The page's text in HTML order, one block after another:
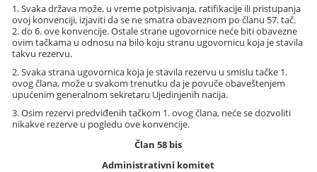
1. Svaka država može, u vreme potpisivanja, ratifikacije ili pristupanja
ovoj konvenciji, izjaviti da se ne smatra obaveznom po članu 57. tač.
2. do 6. ove konvencije. Ostale strane ugovornice neće biti obavezne
ovim tačkama u odnosu na bilo koju stranu ugovornicu koja je stavila
takvu rezervu.
2. Svaka strana ugovornica koja je stavila rezervu u smislu tačke 1.
ovog člana, može u svakom trenutku da je povuče obaveštenjem
upućenim generalnom sekretaru Ujedinjenih nacija.
3. Osim rezervi predviđenih tačkom 1. ovog člana, neće se dozvoliti
nikakve rezerve u pogledu ove konvencije.
Član 58 bis
Administrativni komitet